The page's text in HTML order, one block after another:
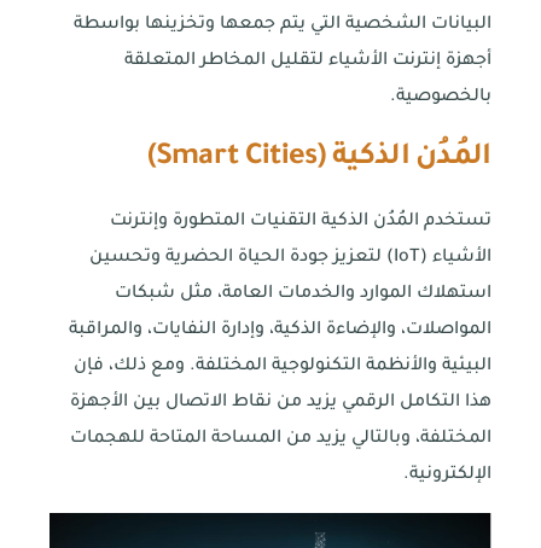
البيانات الشخصية التي يتم جمعها وتخزينها بواسطة
أجهزة إنترنت الأشياء لتقليل المخاطر المتعلقة
بالخصوصية.
المُدُن الذكية (Smart Cities)
تستخدم المُدُن الذكية التقنيات المتطورة وإنترنت
الأشياء (IoT) لتعزيز جودة الحياة الحضرية وتحسين
استهلاك الموارد والخدمات العامة، مثل شبكات
المواصلات، والإضاءة الذكية، وإدارة النفايات، والمراقبة
البيئية والأنظمة التكنولوجية المختلفة. ومع ذلك، فإن
هذا التكامل الرقمي يزيد من نقاط الاتصال بين الأجهزة
المختلفة، وبالتالي يزيد من المساحة المتاحة للهجمات
الإلكترونية.